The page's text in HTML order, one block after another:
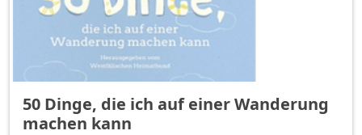
50 Dinge, die ich auf einer Wanderung
machen kann